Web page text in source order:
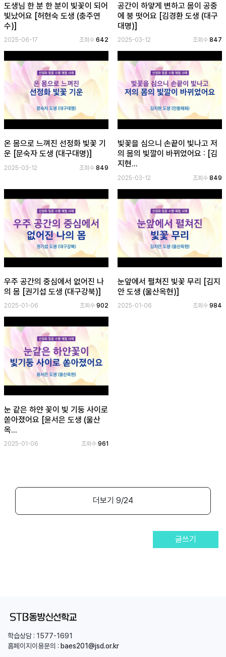
도생님 한 분 한 분이 빛꽃이 되어
빛났어요 [허현숙 도생 (충주연
수)]
2025-06-17 조회수642
공간이 하얗게 변하고 몸이 공중
에 붕 떳어요 [김경환 도생 (대구
대명)]
2025-03-12 조회수 847
온 몸으로 느껴진 선정화 빛꽃 기
운 [문숙자 도생 (대구대명)]
2025-03-12 조회수849
빛꽃을 심으니 손끝이 빛나고 저
의 몸의 빛깔이 바뀌었어요 : [김
지현...
2025-03-12 조회수 849
우주 공간의 중심에서 없어진 나
의 몸 [권기섭 도생 (대구강북)]
2025-01-06 조회수902
눈앞에서 펼쳐진 빛꽃 무리 [김지
안 도생 (울산옥현)]
2025-01-06 조회수 984
눈 같은 하얀 꽃이 빛 기둥 사이로
쏟아졌어요 [윤서은 도생 (울산
옥...
2025-01-06 조회수961
더보기 9/24
글쓰기
학습상담 : 1577-1691
홈페이지이용문의 : baes201@jsd.or.kr